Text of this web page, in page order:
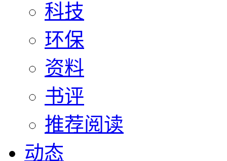
科技
环保
资料
书评
推荐阅读
动态